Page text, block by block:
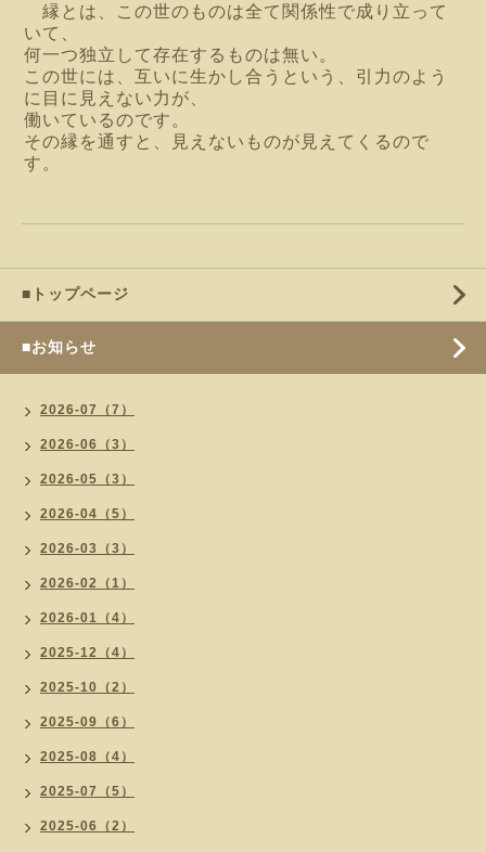
縁とは、この世のものは全て関係性で成り立って
いて、
何一つ独立して存在するものは無い。
この世には、互いに生かし合うという、引力のよう
に目に見えない力が、
働いているのです。
その縁を通すと、見えないものが見えてくるので
す。
■トップページ
■お知らせ
2026-07（7）
2026-06（3）
2026-05（3）
2026-04（5）
2026-03（3）
2026-02（1）
2026-01（4）
2025-12（4）
2025-10（2）
2025-09（6）
2025-08（4）
2025-07（5）
2025-06（2）